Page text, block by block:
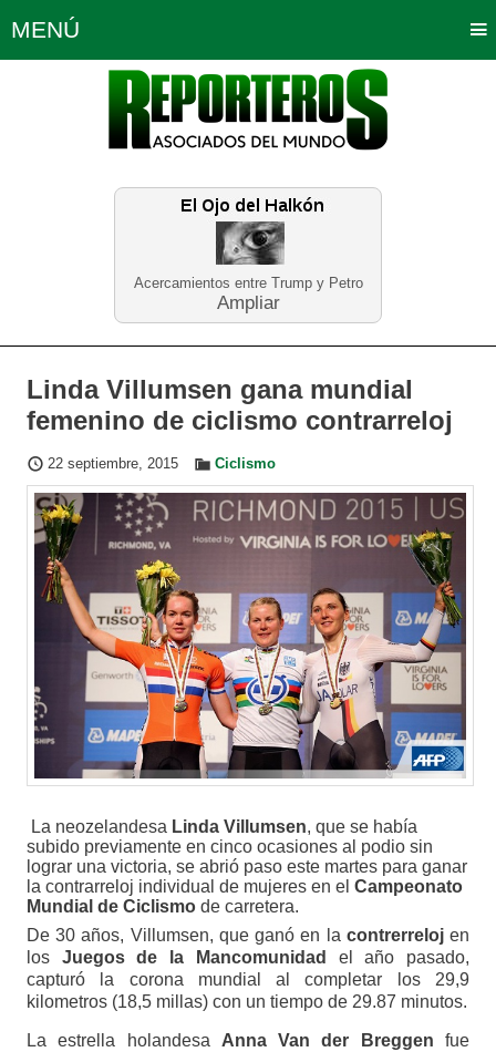
Acercamientos entre Trump y Petro
Ampliar
MENÚ
Política Opinión Bogotá
Planeta Tierra Deportes
Educación Neira
Linda Villumsen gana mundial
femenino de ciclismo contrarreloj
22 septiembre, 2015 Ciclismo
La neozelandesa Linda Villumsen, que se había
subido previamente en cinco ocasiones al podio sin
lograr una victoria, se abrió paso este martes para ganar
la contrarreloj individual de mujeres en el Campeonato
Mundial de Ciclismode carretera.
De 30 años, Villumsen, que ganó en la contrerrelojen
los Juegos de la Mancomunidad
el año pasado,
capturó la corona mundial al completar los 29,9
kilometros (18,5 millas) con un tiempo de 29.87 minutos.
La estrella holandesa Anna Van der Breggen fue